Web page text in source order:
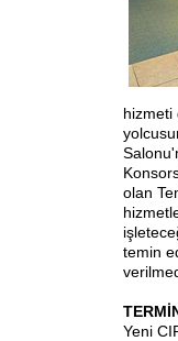
hizmeti
olan
temin
Yeni